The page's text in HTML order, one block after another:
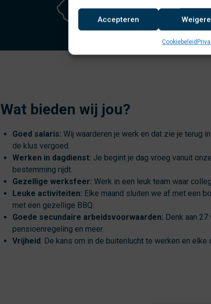
Accepteren
Cookiebeleid
Wat bieden wij jou?
Goed salaris: Wij waarderen je werk en dat zie je terug
de klus vergoed.
Werken in dagdienst: Je begint je dag vroeg vanuit
bestemming rijdt.
Gezellige werksfeer: Werk in een leuk team waar
Leuke activiteiten: Elke maand sluiten we af met een
met een gezellige BBQ.
Goede secundaire arbeidsvoorwaarden: Denk aan
pensioenregeling en meer.
Vrijheid: De kans om in de buitenlucht te werken en